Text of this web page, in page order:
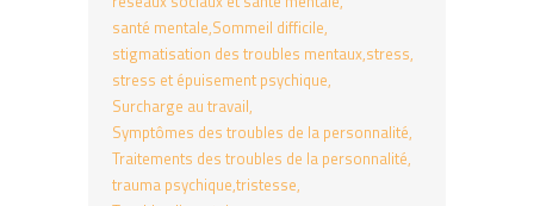
santé mentale Sommeil difficile
stigmatisation des troubles mentaux stress
stress et épuisement psychique
Surcharge au travail
Symptômes des troubles de la personnalité
Traitements des troubles de la personnalité
trauma psychique tristesse